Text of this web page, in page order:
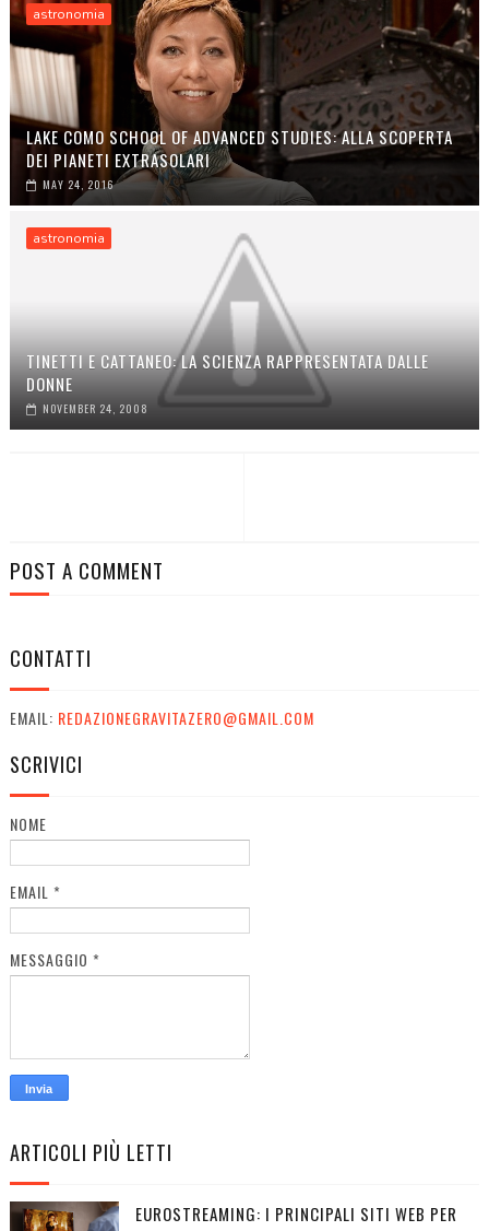
astronomia
LAKE COMO SCHOOL OF ADVANCED STUDIES: ALLA SCOPERTA
DEI PIANETI EXTRASOLARI
MAY 24, 2016
astronomia
TINETTI E CATTANEO: LA SCIENZA RAPPRESENTATA DALLE
DONNE
NOVEMBER 24, 2008
POST A COMMENT
CONTATTI
EMAIL: REDAZIONEGRAVITAZERO@GMAIL.COM
SCRIVICI
NOME
EMAIL *
MESSAGGIO *
ARTICOLI PIÙ LETTI
EUROSTREAMING: I PRINCIPALI SITI WEB PER